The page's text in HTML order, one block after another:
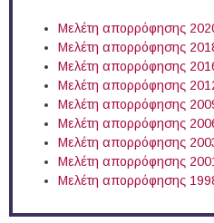
Μελέτη απορρόφησης
Μελέτη απορρόφησης
Μελέτη απορρόφησης
Μελέτη απορρόφησης
Μελέτη απορρόφησης
Μελέτη απορρόφησης
Μελέτη απορρόφησης
Μελέτη απορρόφησης
Μελέτη απορρόφησης